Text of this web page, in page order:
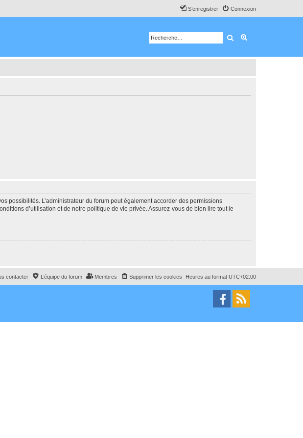
Connexion
S’enregistrer
Rechercher
possibilités. L’administrateur du forum peut également accorder des permissions
d’utilisation et de notre politique de vie privée. Assurez-vous de bien lire tout le
Heures au format UTC+02:00
Supprimer les cookies
Membres
L’équipe du forum
contacter